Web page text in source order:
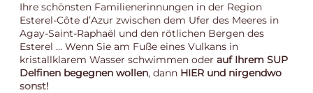
Ihre schönsten Familienerinnungen in der Region
Esterel-Côte d’Azur zwischen dem Ufer des Meeres in
Agay-Saint-Raphaël und den rötlichen Bergen des
Esterel … Wenn Sie am Fuße eines Vulkans in
kristallklarem Wasser schwimmen oder auf Ihrem SUP
Delfinen begegnen wollen, dann HIER und nirgendwo
sonst!